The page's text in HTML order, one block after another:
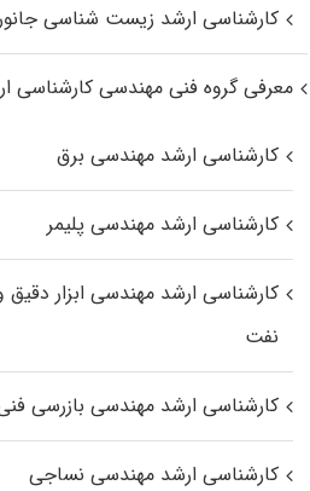
کارشناسی ارشد زیست‌ شناسی
معرفی گروه فنی مهندسی کارشناسی
کارشناسی ارشد مهندسی برق
کارشناسی ارشد مهندسی پلیمر
کارشناسی ارشد مهندسی ابزار دقیق
نفت
کارشناسی ارشد مهندسی بازرسی
کارشناسی ارشد مهندسی نساجی